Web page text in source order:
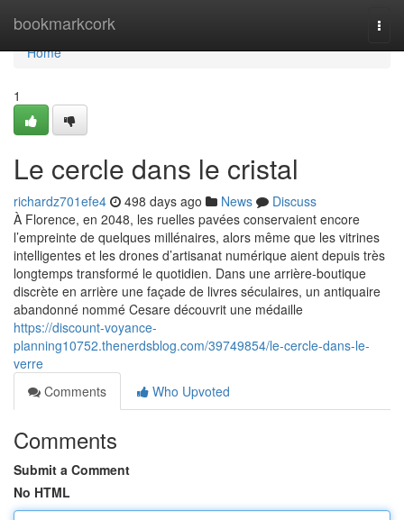
bookmarkcork
Home
Home
1
Le cercle dans le cristal
richardz701efe4 498 days ago News
Discuss
À Florence, en 2048, les ruelles pavées conservaient encore
l’empreinte de quelques millénaires, alors même que les vitrines
intelligentes et les drones d’artisanat numérique aient depuis très
longtemps transformé le quotidien. Dans une arrière-boutique
discrète en arrière une façade de livres séculaires, un antiquaire
abandonné nommé Cesare découvrit une médaille
https://discount-voyance-
planning10752.thenerdsblog.com/39749854/le-cercle-dans-le-
verre
Comments
Who Upvoted
Comments
Submit a Comment
No HTML